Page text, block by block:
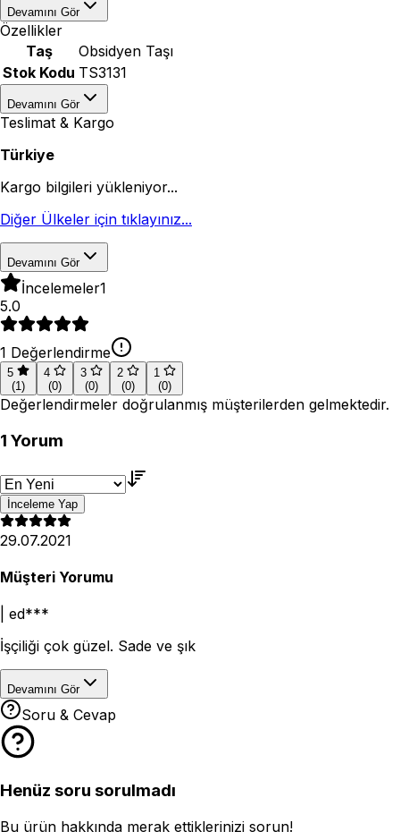
Devamını Gör
Özellikler
Taş
Obsidyen Taşı
Stok Kodu TS3131
Devamını Gör
Teslimat & Kargo
Türkiye
Kargo bilgileri yükleniyor...
Diğer Ülkeler için tıklayınız...
Devamını Gör
İncelemeler1
5.0
1 Değerlendirme
5
(1)
4
(0)
3
(0)
2
(0)
1
(0)
Değerlendirmeler doğrulanmış müşterilerden gelmektedir.
1 Yorum
İnceleme Yap
29.07.2021
Müşteri Yorumu
ed***
İşçiliği çok güzel. Sade ve şık
Devamını Gör
Soru & Cevap
Henüz soru sorulmadı
Bu ürün hakkında merak ettiklerinizi sorun!